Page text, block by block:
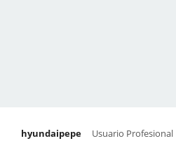
hyundaipepe Usuario Profesional